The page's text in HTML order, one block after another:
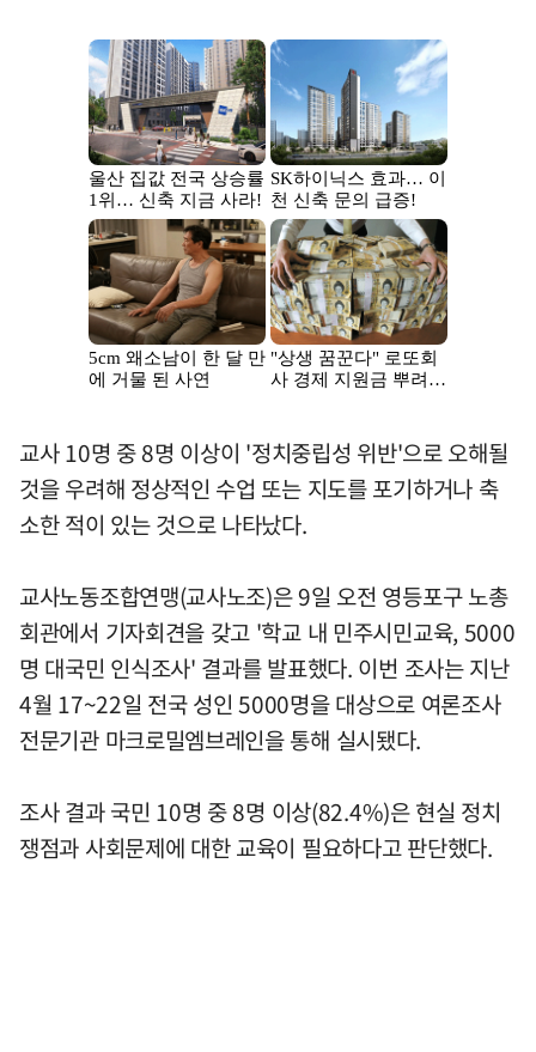
교사 10명 중 8명 이상이 '정치중립성 위반'으로 오해될
것을 우려해 정상적인 수업 또는 지도를 포기하거나 축
소한 적이 있는 것으로 나타났다.
교사노동조합연맹(교사노조)은 9일 오전 영등포구 노총
회관에서 기자회견을 갖고 '학교 내 민주시민교육, 5000
명 대국민 인식조사' 결과를 발표했다. 이번 조사는 지난
4월 17~22일 전국 성인 5000명을 대상으로 여론조사
전문기관 마크로밀엠브레인을 통해 실시됐다.
조사 결과 국민 10명 중 8명 이상(82.4%)은 현실 정치
쟁점과 사회문제에 대한 교육이 필요하다고 판단했다.